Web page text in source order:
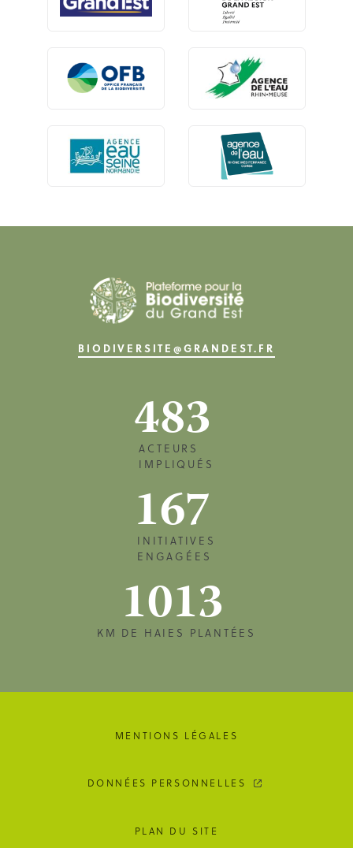
BIODIVERSITE@GRANDEST.FR
483
ACTEURS
IMPLIQUÉS
167
INITIATIVES
ENGAGÉES
1013
KM DE HAIES PLANTÉES
MENTIONS LÉGALES
DONNÉES PERSONNELLES
PLAN DU SITE